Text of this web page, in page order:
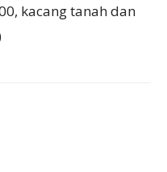
kacang tanah dan